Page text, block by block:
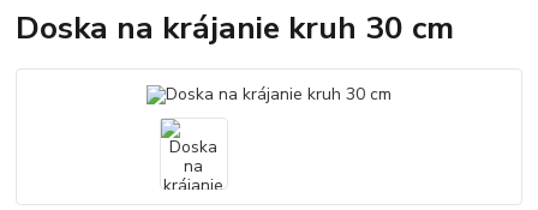
Doska na krájanie kruh 30 cm